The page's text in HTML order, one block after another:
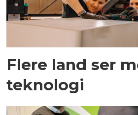
Flere land ser
teknologi